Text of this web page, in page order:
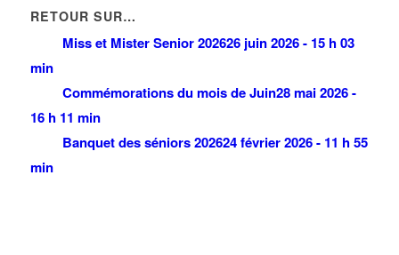
RETOUR SUR…
Miss et Mister Senior 202626 juin 2026 - 15 h 03
min
Commémorations du mois de Juin28 mai 2026 -
16 h 11 min
Banquet des séniors 202624 février 2026 - 11 h 55
min